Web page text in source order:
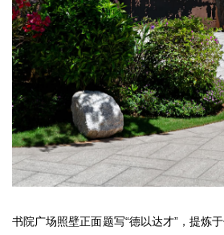
书院广场照壁正面题写“德以达才”，提炼